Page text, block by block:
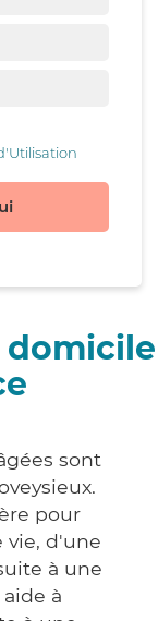
domicile
sont
pour
vie, d'une
à une
à